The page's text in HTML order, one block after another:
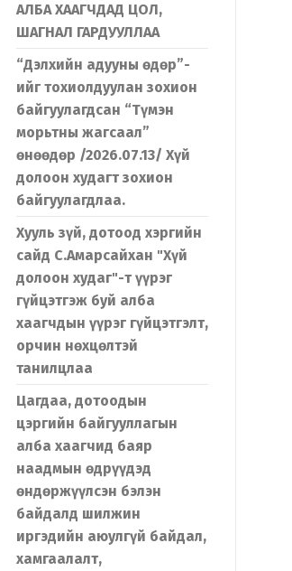
АЛБА ХААГЧДАД ЦОЛ,
ШАГНАЛ ГАРДУУЛЛАА
“Дэлхийн адууны өдөр”-
ийг тохиолдуулан зохион
байгуулагдсан “Түмэн
морьтны жагсаал”
өнөөдөр /2026.07.13/ Хүй
долоон худагт зохион
байгуулагдлаа.
Хууль зүй, дотоод хэргийн
сайд С.Амарсайхан "Хүй
долоон худаг"-т үүрэг
гүйцэтгэж буй алба
хаагчдын үүрэг гүйцэтгэлт,
орчин нөхцөлтэй
танилцлаа
Цагдаа, дотоодын
цэргийн байгууллагын
алба хаагчид баяр
наадмын өдрүүдэд
өндөржүүлсэн бэлэн
байдалд шилжин
иргэдийн аюулгүй байдал,
хамгаалалт,